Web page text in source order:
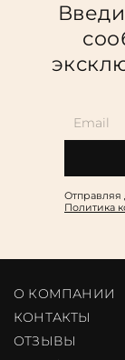
Отправляя
Политика
О КОМПАНИИ
КОНТАКТЫ
ОТЗЫВЫ